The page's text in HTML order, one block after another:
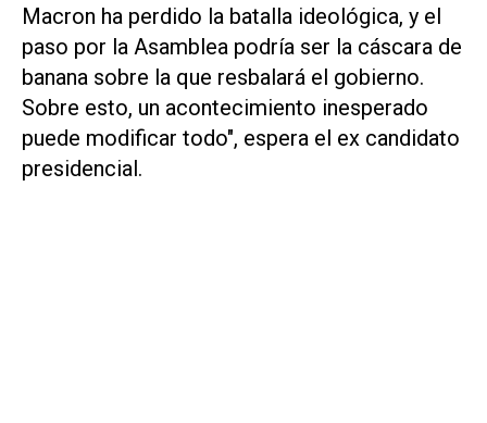
Macron ha perdido la batalla ideológica, y el
paso por la Asamblea podría ser la cáscara de
banana sobre la que resbalará el gobierno.
Sobre esto, un acontecimiento inesperado
puede modificar todo", espera el ex candidato
presidencial.